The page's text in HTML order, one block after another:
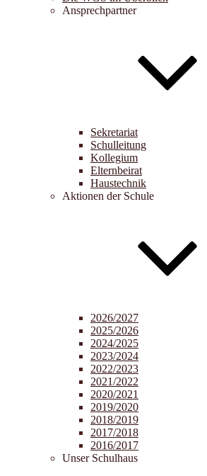
Ansprechpartner
Sekretariat
Schulleitung
Kollegium
Elternbeirat
Haustechnik
Aktionen der Schule
2026/2027
2025/2026
2024/2025
2023/2024
2022/2023
2021/2022
2020/2021
2019/2020
2018/2019
2017/2018
2016/2017
Unser Schulhaus